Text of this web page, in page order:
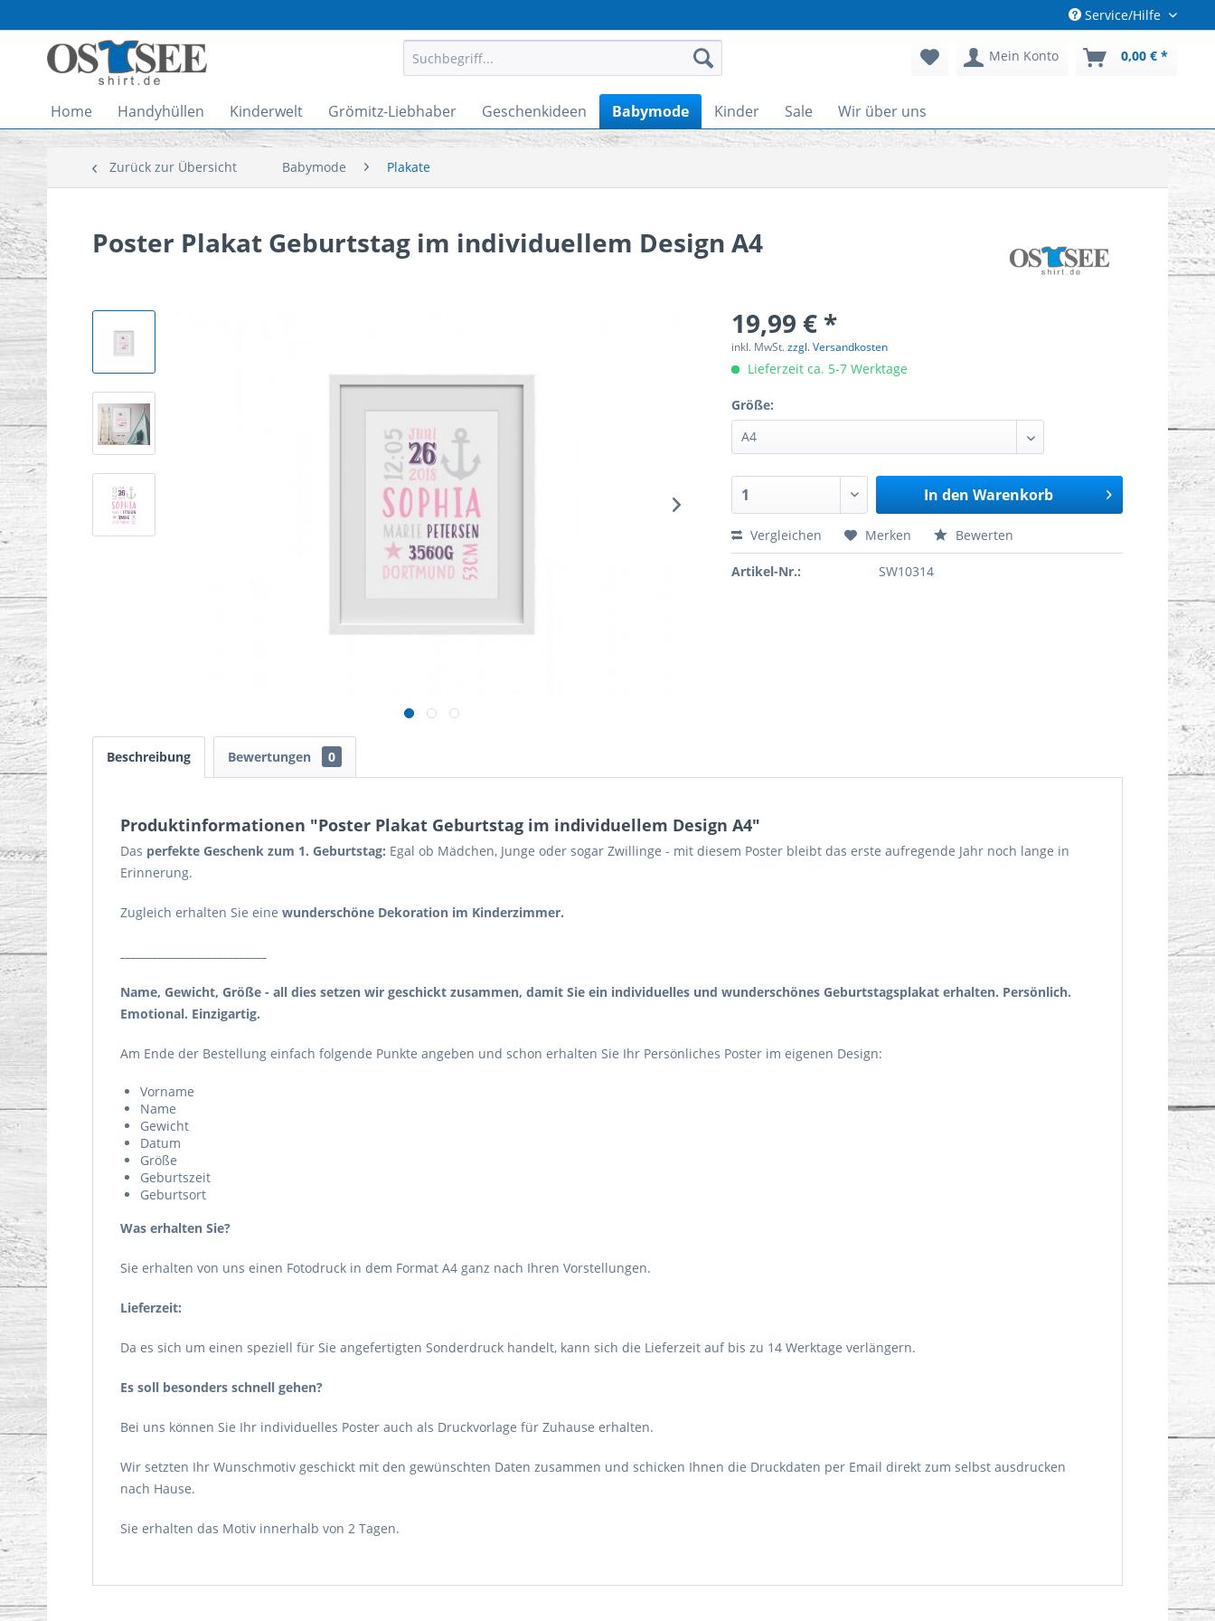
Service/Hilfe
Mein Konto 0,00 € *
Home Handyhüllen Kinderwelt Grömitz-Liebhaber Geschenkideen Babymode Kinder Sale Wir über uns
Zurück zur Übersicht Babymode Plakate
Poster Plakat Geburtstag im individuellem Design A4
19,99 € *
inkl. MwSt.zzgl. Versandkosten
Lieferzeit ca. 5-7 Werktage
Größe:
In den Warenkorb
Vergleichen Merken Bewerten
Artikel-Nr.: SW10314
Beschreibung Bewertungen 0
Produktinformationen "Poster Plakat Geburtstag im individuellem Design A4"
Das perfekte Geschenk zum 1. Geburtstag: Egal ob Mädchen, Junge oder sogar Zwillinge - mit diesem Poster bleibt das erste aufregende Jahr noch lange in
Erinnerung.
Zugleich erhalten Sie eine wunderschöne Dekoration im Kinderzimmer.
Name, Gewicht, Größe - all dies setzen wir geschickt zusammen, damit Sie ein individuelles und wunderschönes Geburtstagsplakat erhalten. Persönlich.
Emotional. Einzigartig.
Am Ende der Bestellung einfach folgende Punkte angeben und schon erhalten Sie Ihr Persönliches Poster im eigenen Design:
Vorname
Name
Gewicht
Datum
Größe
Geburtszeit
Geburtsort
Was erhalten Sie?
Sie erhalten von uns einen Fotodruck in dem Format A4 ganz nach Ihren Vorstellungen.
Lieferzeit:
Da es sich um einen speziell für Sie angefertigten Sonderdruck handelt, kann sich die Lieferzeit auf bis zu 14 Werktage verlängern.
Es soll besonders schnell gehen?
Bei uns können Sie Ihr individuelles Poster auch als Druckvorlage für Zuhause erhalten.
Wir setzten Ihr Wunschmotiv geschickt mit den gewünschten Daten zusammen und schicken Ihnen die Druckdaten per Email direkt zum selbst ausdrucken
nach Hause.
Sie erhalten das Motiv innerhalb von 2 Tagen.